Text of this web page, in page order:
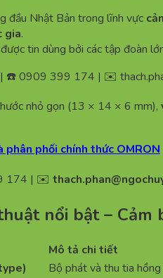
đầu Nhật Bản trong lĩnh vực
gia.
tin dùng bởi các tập đoàn
| ☎️ 0909 399 174 | ✉️
nhỏ gọn (13 × 14 × 6 mm),
phân phối chính thức OMRON
174 | ✉️
nổi bật – Cảm
Mô tả chi tiết
Bộ phát và thu tia